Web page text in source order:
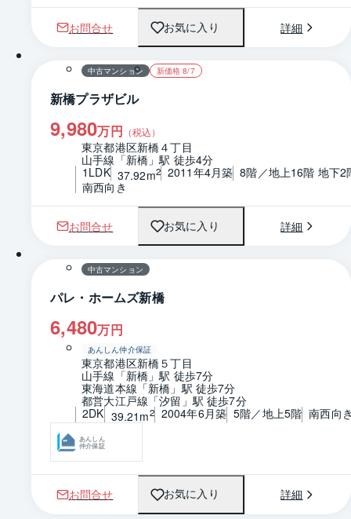
お問合せ お気に入り 詳細
1 / 0 間取り
中古マンション 新価格 8/7
新橋プラザビル
9,980万円 （税込）
東京都港区新橋４丁目
山手線「新橋」駅 徒歩4分
1LDK 37.92m2 2011年4月築 8階／地上16階 地下2
南西向き
お問合せ お気に入り 詳細
1 / 0 間取り
中古マンション
パレ・ホームズ新橋
6,480万円
あんしん仲介保証
東京都港区新橋５丁目
山手線「新橋」駅 徒歩7分
東海道本線「新橋」駅 徒歩7分
都営大江戸線「汐留」駅 徒歩7分
2DK 39.21m2 2004年6月築 5階／地上5階 南西向
あんしん
仲介保証
お問合せ お気に入り 詳細
1 / 0 間取り